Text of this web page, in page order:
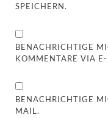
SPEICHERN.
BENACHRICHTIGE
KOMMENTARE VIA
BENACHRICHTIGE
MAIL.